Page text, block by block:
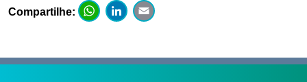
Compartilhe: WhatsApp
LinkedIn